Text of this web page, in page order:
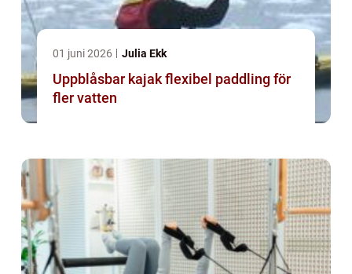
01 juni 2026 Julia Ekk
Uppblåsbar kajak flexibel paddling för
fler vatten